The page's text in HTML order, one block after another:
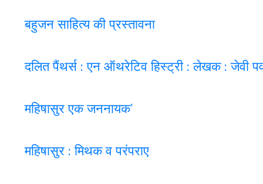
बहुजन साहित्य की प्रस्तावना
दलित पैंथर्स : एन ऑथरेटिव हिस्ट्री : लेखक : जेवी
महिषासुर एक जननायक’
महिषासुर : मिथक व परंपराए